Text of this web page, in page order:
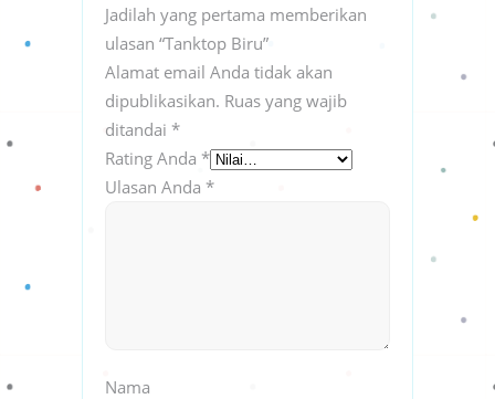
Jadilah yang pertama memberikan
ulasan “Tanktop Biru”
Alamat email Anda tidak akan
dipublikasikan. Ruas yang wajib
ditandai *
Rating Anda *
Ulasan Anda *
Nama